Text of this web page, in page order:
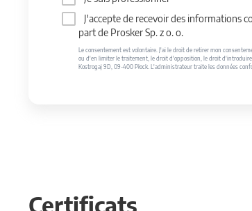
J'accepte de recevoir des informations
part de Prosker Sp. z o. o.
Le consentement est volontaire. J'ai le droit de retirer mon
ou d'en limiter le traitement, le droit d'opposition, le droit d'introduire
Kostrogaj 9D, 09-400 Płock. L'administrateur traite les données
Certificats